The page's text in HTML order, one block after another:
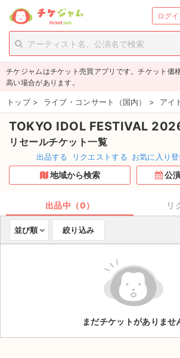
ログ
person_add 新規会員登録
チケットを探す
新着チケット
値下げしたチケット
都道府県からチケットを探す
もうすぐ開催のチケット
チケットのリクエスト一覧
取扱チケット
ライブ・コンサート（国内）
ライブ・コンサート（海外）
スポーツ
チケジャムはチケット売買アプリです。チケット価
高い場合があります。
トップ > ライブ・コンサート（国内） > アイ
TOKYO IDOL FESTIVAL
リセールチケット一覧
出品する リクエストする お気に入り
地域から検索 公
出品中（0） リ
並び順 絞り込み
まだチケットがありませ